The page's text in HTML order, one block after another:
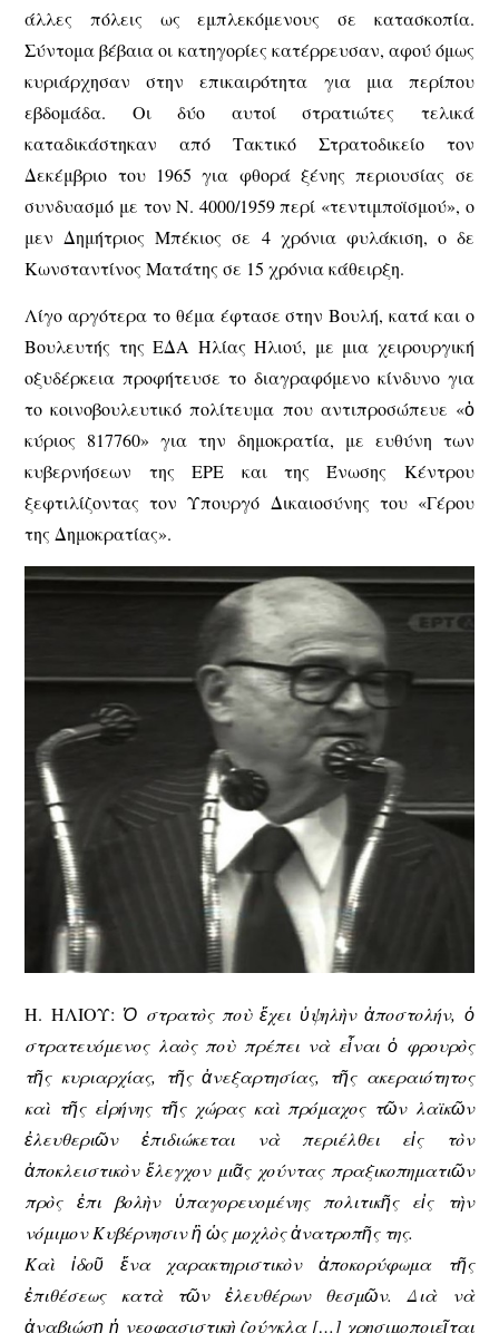
άλλες πόλεις ως εμπλεκόμενους σε κατασκοπία.
Σύντομα βέβαια οι κατηγορίες κατέρρευσαν, αφού όμως
κυριάρχησαν στην επικαιρότητα για μια περίπου
εβδομάδα. Οι δύο αυτοί στρατιώτες τελικά
καταδικάστηκαν από Τακτικό Στρατοδικείο τον
Δεκέμβριο του 1965 για φθορά ξένης περιουσίας σε
συνδυασμό με τον Ν. 4000/1959 περί «τεντιμποϊσμού», ο
μεν Δημήτριος Μπέκιος σε 4 χρόνια φυλάκιση, ο δε
Κωνσταντίνος Ματάτης σε 15 χρόνια κάθειρξη.
Λίγο αργότερα το θέμα έφτασε στην Βουλή, κατά και ο
Βουλευτής της ΕΔΑ Ηλίας Ηλιού, με μια χειρουργική
οξυδέρκεια προφήτευσε το διαγραφόμενο κίνδυνο για
το κοινοβουλευτικό πολίτευμα που αντιπροσώπευε «ὁ
κύριος 817760» για την δημοκρατία, με ευθύνη των
κυβερνήσεων της ΕΡΕ και της Ένωσης Κέντρου
ξεφτιλίζοντας τον Υπουργό Δικαιοσύνης του «Γέρου
της Δημοκρατίας».
Η. ΗΛΙΟΥ: Ὁ στρατὸς ποὺ ἔχει ὑψηλὴν ἀποστολήν, ὁ
στρατευόμενος λαὸς ποὺ πρέπει νὰ εἶναι ὁ φρουρὸς
τῆς κυριαρχίας, τῆς ἀνεξαρτησίας, τῆς ακεραιότητος
καὶ τῆς εἰρήνης τῆς χώρας καὶ πρόμαχος τῶν λαϊκῶν
ἐλευθεριῶν ἐπιδιώκεται νὰ περιέλθει εἰς τὸν
ἀποκλειστικὸν ἔλεγχον μιᾶς χούντας πραξικοπηματιῶν
πρὸς ἐπι βολὴν ὑπαγορευομένης πολιτικῆς εἰς τὴν
νόμιμον Κυβέρνησιν ἢ ὡς μοχλὸς ἀνατροπῆς της.
Καὶ ἰδοῦ ἕνα χαρακτηριστικὸν ἀποκορύφωμα τῆς
ἐπιθέσεως κατὰ τῶν ἐλευθέρων θεσμῶν. Διὰ νὰ
ἀναβιώσῃ ἡ νεοφασιστικὴ ζούγκλα […] χρησιμοποιεῖται